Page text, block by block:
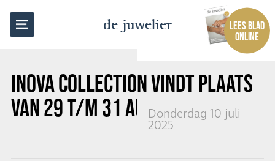
de juwelier
LEES BLAD
ONLINE
INOVA COLLECTION VINDT PLAATS
VAN 29 T/M 31 AUGUSTUS
Donderdag 10 juli
2025
TERUG NAAR OVERZICHT